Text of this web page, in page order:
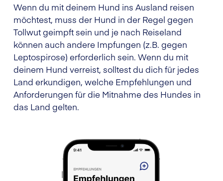
Wenn du mit deinem Hund ins Ausland reisen
möchtest, muss der Hund in der Regel gegen
Tollwut geimpft sein und je nach Reiseland
können auch andere Impfungen (z.B. gegen
Leptospirose) erforderlich sein. Wenn du mit
deinem Hund verreist, solltest du dich für jedes
Land erkundigen, welche Empfehlungen und
Anforderungen für die Mitnahme des Hundes in
das Land gelten.